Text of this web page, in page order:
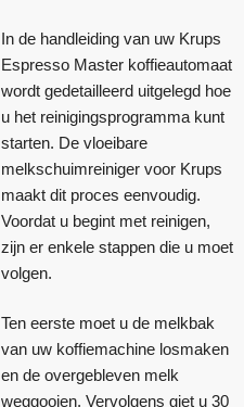
In de handleiding van uw Krups
Espresso Master koffieautomaat
wordt gedetailleerd uitgelegd hoe
u het reinigingsprogramma kunt
starten. De vloeibare
melkschuimreiniger voor Krups
maakt dit proces eenvoudig.
Voordat u begint met reinigen,
zijn er enkele stappen die u moet
volgen.
Ten eerste moet u de melkbak
van uw koffiemachine losmaken
en de overgebleven melk
weggooien. Vervolgens giet u 30